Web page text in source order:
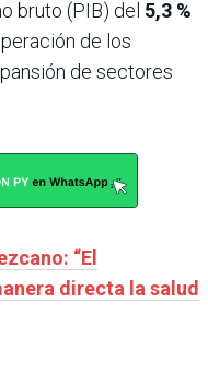
bruto (PIB) del 5,3 %
de los
de sectores
“El
directa la salud